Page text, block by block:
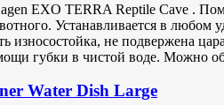
EXO TERRA Reptile Cave .
Устанавливается в любом
износостойка, не подвержена
губки в чистой воде. Можно
Water Dish Large